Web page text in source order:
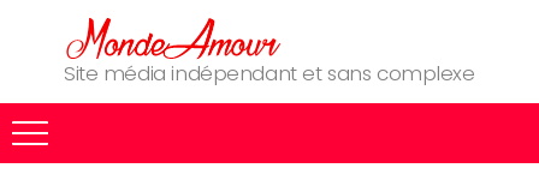
Site média indépendant et sans complexe